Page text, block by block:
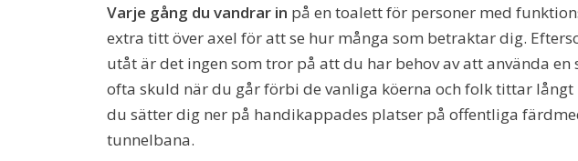
Varje gång du vandrar in på en toalett för personer med
extra titt över axel för att se hur många som betraktar dig.
utåt är det ingen som tror på att du har behov av att använda en
ofta skuld när du går förbi de vanliga köerna och folk tittar
du sätter dig ner på handikappades platser på offentliga
tunnelbana.